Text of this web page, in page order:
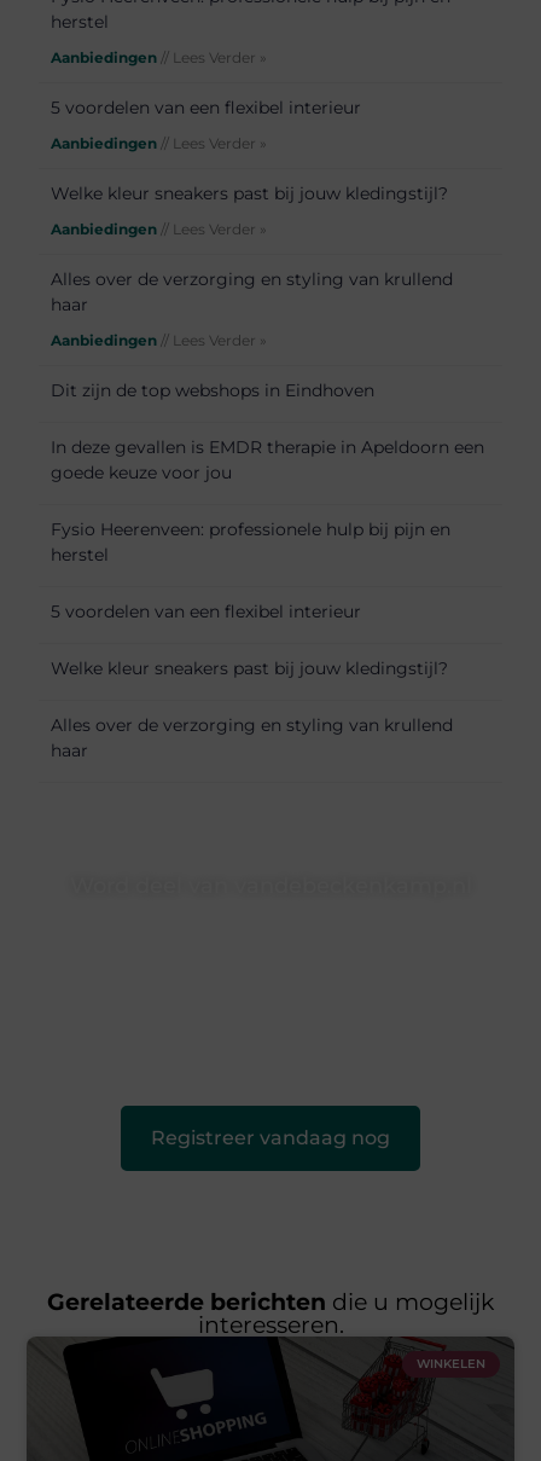
herstel
Aanbiedingen // Lees Verder »
5 voordelen van een flexibel interieur
Aanbiedingen // Lees Verder »
Welke kleur sneakers past bij jouw kledingstijl?
Aanbiedingen // Lees Verder »
Alles over de verzorging en styling van krullend
haar
Aanbiedingen // Lees Verder »
Dit zijn de top webshops in Eindhoven
In deze gevallen is EMDR therapie in Apeldoorn een
goede keuze voor jou
Fysio Heerenveen: professionele hulp bij pijn en
herstel
5 voordelen van een flexibel interieur
Welke kleur sneakers past bij jouw kledingstijl?
Alles over de verzorging en styling van krullend
haar
Registreer vandaag nog
Gerelateerde berichten die u mogelijk
interesseren.
WINKELEN